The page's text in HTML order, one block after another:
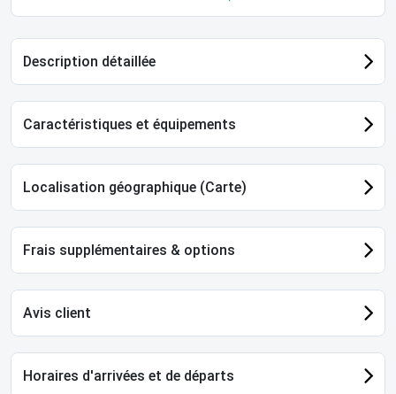
Description détaillée
Caractéristiques et équipements
Localisation géographique (Carte)
Frais supplémentaires & options
Avis client
Horaires d'arrivées et de départs